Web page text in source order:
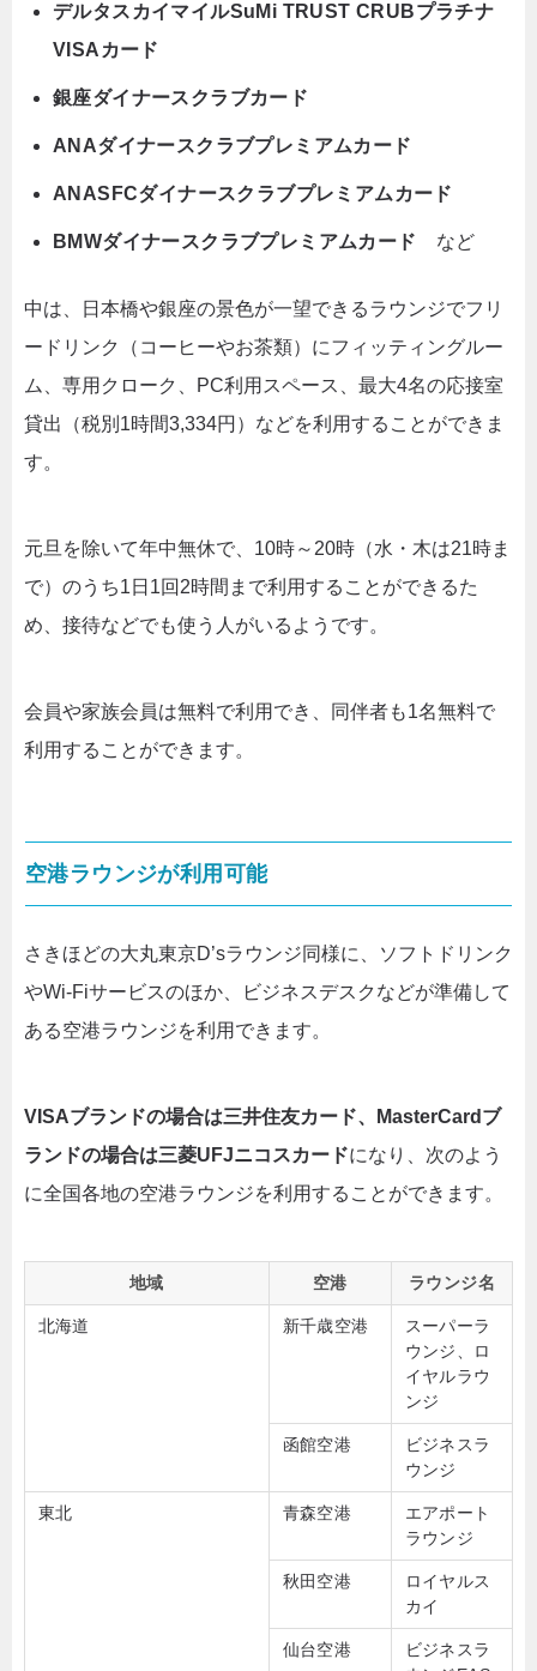
デルタスカイマイルSuMi TRUST CRUBプラチナ
VISAカード
銀座ダイナースクラブカード
ANAダイナースクラブプレミアムカード
ANASFCダイナースクラブプレミアムカード
BMWダイナースクラブプレミアムカード など
中は、日本橋や銀座の景色が一望できるラウンジでフリ
ードリンク（コーヒーやお茶類）にフィッティングルー
ム、専用クローク、PC利用スペース、最大4名の応接室
貸出（税別1時間3,334円）などを利用することができま
す。
元旦を除いて年中無休で、10時～20時（水・木は21時ま
で）のうち1日1回2時間まで利用することができるた
め、接待などでも使う人がいるようです。
会員や家族会員は無料で利用でき、同伴者も1名無料で
利用することができます。
空港ラウンジが利用可能
さきほどの大丸東京D’sラウンジ同様に、ソフトドリンク
やWi-Fiサービスのほか、ビジネスデスクなどが準備して
ある空港ラウンジを利用できます。
VISAブランドの場合は三井住友カード、MasterCardブ
ランドの場合は三菱UFJニコスカードになり、次のよう
に全国各地の空港ラウンジを利用することができます。
地域 空港 ラウンジ名
北海道 新千歳空港
スーパーラ
ウンジ、ロ
イヤルラウ
ンジ
函館空港
ビジネスラ
ウンジ
東北 青森空港
エアポート
ラウンジ
秋田空港
ロイヤルス
カイ
仙台空港
ビジネスラ